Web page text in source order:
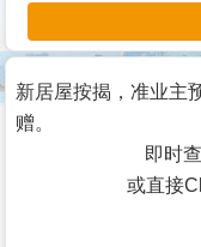
宅
谷
按
新居屋按揭，准业主
赠。
即时
或直接